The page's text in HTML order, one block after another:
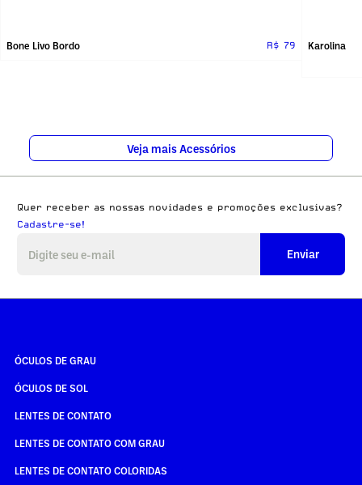
Bone Livo Bordo R$ 79 Karolina
Veja mais Acessórios
Quer receber as nossas novidades e promoções exclusivas?
Cadastre-se!
Enviar
ÓCULOS DE GRAU
ÓCULOS DE SOL
LENTES DE CONTATO
LENTES DE CONTATO COM GRAU
LENTES DE CONTATO COLORIDAS